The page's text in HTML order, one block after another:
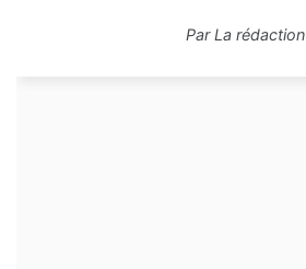
ParLa rédaction